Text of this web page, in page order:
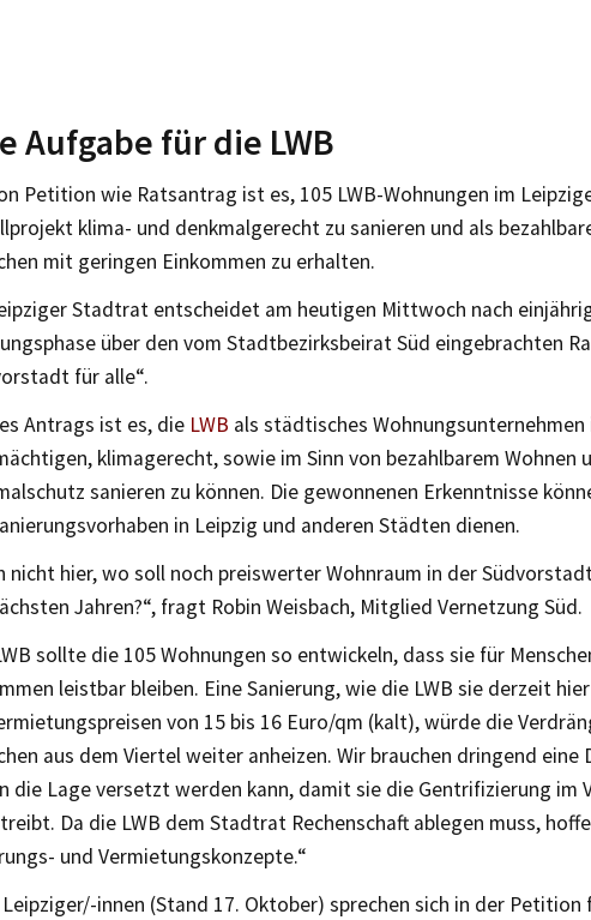
Aufgabe für die LWB
Petition wie Ratsantrag ist es, 105 LWB-Wohnungen im
klima- und denkmalgerecht zu sanieren und als
mit geringen Einkommen zu erhalten.
Stadtrat entscheidet am heutigen Mittwoch nach
über den vom Stadtbezirksbeirat Süd eingebrachten
für alle“.
Antrags ist es, die LWB als städtisches
klimagerecht, sowie im Sinn von bezahlbarem Wohnen
sanieren zu können. Die gewonnenen Erkenntnisse
in Leipzig und anderen Städten dienen.
nicht hier, wo soll noch preiswerter Wohnraum in der
Jahren?“, fragt Robin Weisbach, Mitglied Vernetzung Süd.
sollte die 105 Wohnungen so entwickeln, dass sie für
leistbar bleiben. Eine Sanierung, wie die LWB sie derzeit
von 15 bis 16 Euro/qm (kalt), würde die
aus dem Viertel weiter anheizen. Wir brauchen dringend eine
die Lage versetzt werden kann, damit sie die Gentrifizierung im
Da die LWB dem Stadtrat Rechenschaft ablegen muss,
und Vermietungskonzepte.“
innen (Stand 17. Oktober) sprechen sich in der Petition